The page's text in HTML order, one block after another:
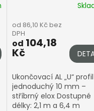
od 86,10 Kč bez
DPH
od 104,18
Kč
Ukončovací AL „U“ profil
jednoduchý 10 mm –
stříbrný elox Dostupné
délky: 2,1 m a 6,4 m